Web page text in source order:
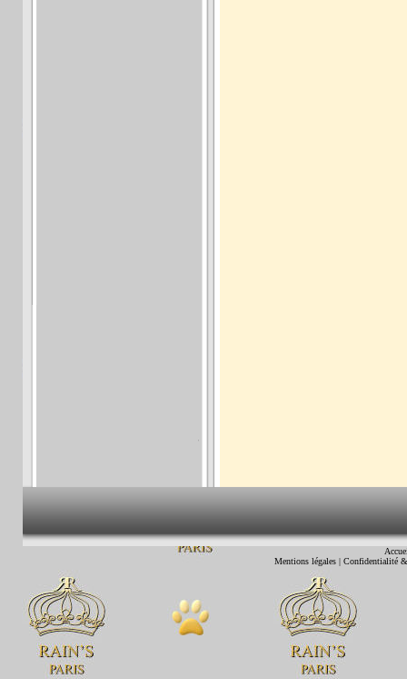
Mentions légales | Confidentialité